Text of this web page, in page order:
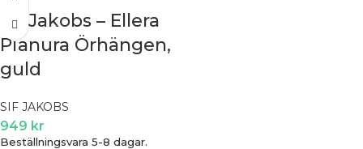
Sif Jakobs – Ellera
Pianura Örhängen,
guld
SIF JAKOBS
949 kr
Beställningsvara 5-8 dagar.